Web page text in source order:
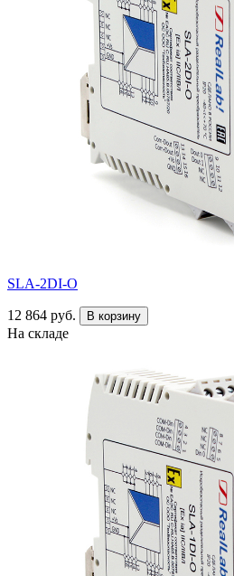
SLA-2DI-O
12 864 руб. В корзину
На складе